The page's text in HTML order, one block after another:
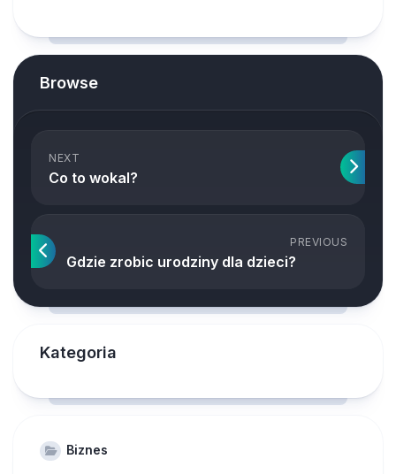
Browse
NEXT
Co to wokal?
PREVIOUS
Gdzie zrobic urodziny dla dzieci?
Kategoria
Biznes